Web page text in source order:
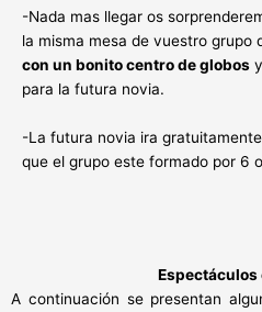
-Nada mas llegar os
la misma mesa de vuestro grupo
con un bonito centro de globos
para la futura novia.
-La futura novia ira
que el grupo este formado por 6
Espectáculos
A continuación se presentan